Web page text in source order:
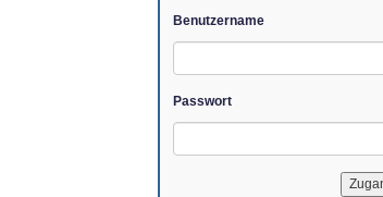
Benutzername
Passwort